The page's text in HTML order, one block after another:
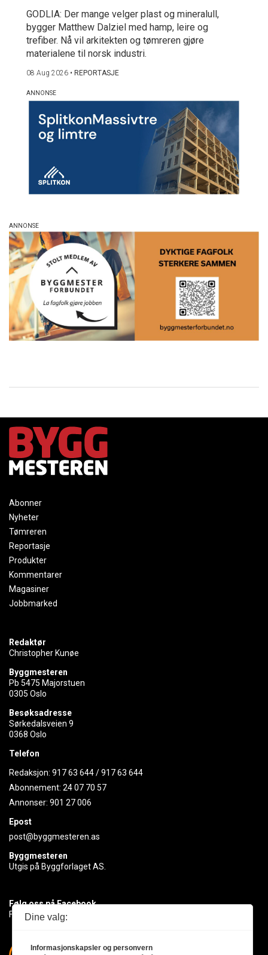
GODLIA: Der mange velger plast og mineralull,
bygger Matthew Dalziel med hamp, leire og
trefiber. Nå vil arkitekten og tømreren gjøre
materialene til norsk industri.
08 Aug 2026 • REPORTASJE
Abonner
Nyheter
Tømreren
Reportasje
Produkter
Kommentarer
Magasiner
Jobbmarked
Redaktør
Christopher Kunøe
Byggmesteren
Pb 5475 Majorstuen
0305 Oslo
Besøksadresse
Sørkedalsveien 9
0368 Oslo
Telefon
Redaksjon: 917 63 644/917 63 644
Abonnement: 24 07 70 57
Annonser: 901 27 006
Epost
post@byggmesteren.as
Byggmesteren
Utgis på Byggforlaget AS.
Følg oss på Facebook
Få med deg det siste innen byggebransjen
Dine valg:
Informasjonskapsler og personvern